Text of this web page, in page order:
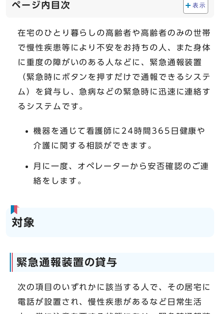
ページ内目次 表示
在宅のひとり暮らしの高齢者や高齢者のみの世帯
で慢性疾患等により不安をお持ちの人、また身体
に重度の障がいのある人などに、緊急通報装置
（緊急時にボタンを押すだけで通報できるシステ
ム）を貸与し、急病などの緊急時に迅速に連絡す
るシステムです。
機器を通じて看護師に24時間365日健康や
介護に関する相談ができます。
月に一度、オペレーターから安否確認のご連
絡をします。
対象
緊急通報装置の貸与
次の項目のいずれかに該当する人で、その居宅に
電話が設置され、慢性疾患があるなど日常生活